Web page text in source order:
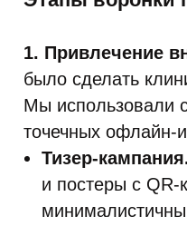
1. Привлечение
было сделать
Мы использовали
точечных офлайн-
Тизер-
и постеры с QR-